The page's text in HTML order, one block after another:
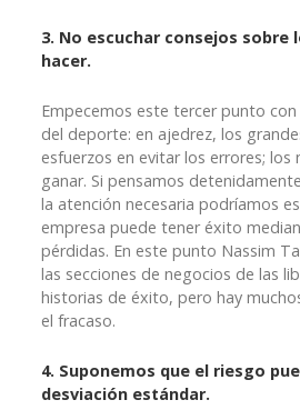
3. No escuchar consejos sobre
hacer.
Empecemos este tercer punto
del deporte: en ajedrez, los
esfuerzos en evitar los errores;
ganar. Si pensamos
la atención necesaria podríamos
empresa puede tener éxito
pérdidas. En este punto Nassim
las secciones de negocios de las
historias de éxito, pero hay
el fracaso.
4. Suponemos que el riesgo
desviación estándar.